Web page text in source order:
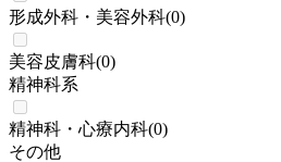
形成外科・美容外科(0)
美容皮膚科(0)
精神科系
精神科・心療内科(0)
その他